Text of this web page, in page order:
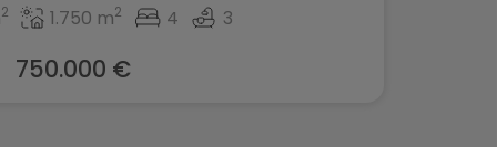
2 1.750 m2 4 3
750.000 €